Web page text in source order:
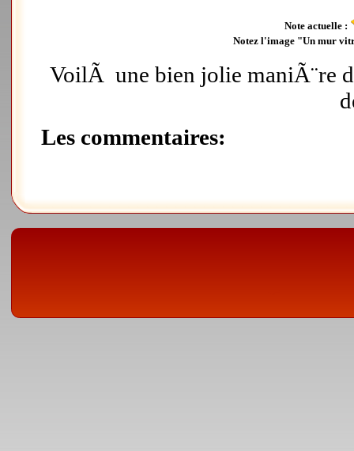
Note actuelle :
Notez l'image "Un mur
VoilÃ une bien jolie maniÃ¨re
Les commentaires: